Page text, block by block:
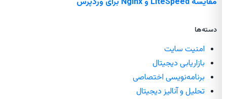
دسته‌ها
امنیت سایت
بازاریابی دیجیتال
برنامه‌نویسی اختصاصی
تحلیل و آنالیز دیجیتال